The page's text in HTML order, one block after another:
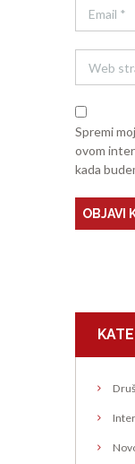
Spremi
ovom
kada